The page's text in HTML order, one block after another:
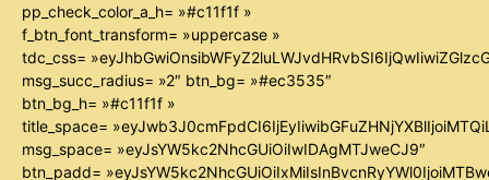
pp_check_color_a_h= »#c11f1f »
f_btn_font_transform= »uppercase »
tdc_css=
msg_succ_radius= »2″ btn_bg= »#ec3535″
btn_bg_h= »#c11f1f »
title_space=
msg_space= »eyJsYW5kc2NhcGUiOiIwIDAgMTJweCJ9″
btn_padd=